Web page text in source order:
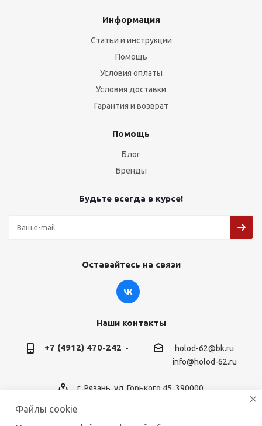
Информация
Статьи и инструкции
Помощь
Условия оплаты
Условия доставки
Гарантия и возврат
Помощь
Блог
Бренды
Будьте всегда в курсе!
Оставайтесь на связи
Наши контакты
+7 (4912) 470-242
holod-62@bk.ru
info@holod-62.ru
г. Рязань, ул. Горького 45, 390000
Файлы cookie